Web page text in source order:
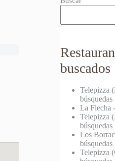
buscados
Telepizza
búsquedas
La Flecha
Telepizza
búsquedas
Los
búsquedas
Telepizza